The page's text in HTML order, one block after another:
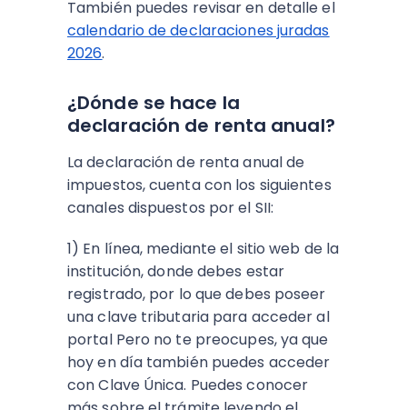
También puedes revisar en detalle el
calendario de declaraciones juradas
2026.
¿Dónde se hace la
declaración de renta anual?
La declaración de renta anual de
impuestos, cuenta con los siguientes
canales dispuestos por el SII:
1) En línea, mediante el sitio web de la
institución, donde debes estar
registrado, por lo que debes poseer
una clave tributaria para acceder al
portal Pero no te preocupes, ya que
hoy en día también puedes acceder
con Clave Única. Puedes conocer